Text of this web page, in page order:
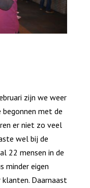
zijn we weer
met de
er niet zo veel
wel bij de
22 mensen in de
minder eigen
Daarnaast